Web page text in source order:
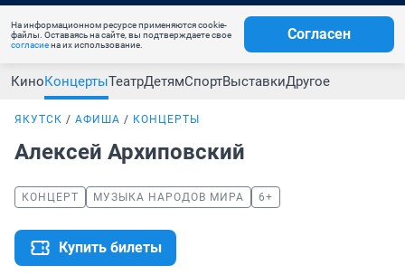
На информационном ресурсе применяются cookie-
файлы. Оставаясь на сайте, вы подтверждаете свое
согласиена их использование.
Согласен
КиноКонцертыТеатрДетямСпортВыставкиДругое
ЯКУТСК АФИША КОНЦЕРТЫ
Алексей Архиповский
КОНЦЕРТ МУЗЫКА НАРОДОВ МИРА 6+
Купить билеты